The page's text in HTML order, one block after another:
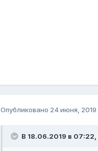
Опубликовано 24 июня, 2019
В 18.06.2019 в 07:22,